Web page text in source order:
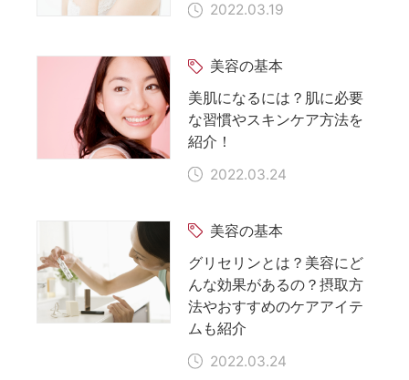
2022.03.19
美容の基本
美肌になるには？肌に必要
な習慣やスキンケア方法を
紹介！
2022.03.24
美容の基本
グリセリンとは？美容にど
んな効果があるの？摂取方
法やおすすめのケアアイテ
ムも紹介
2022.03.24